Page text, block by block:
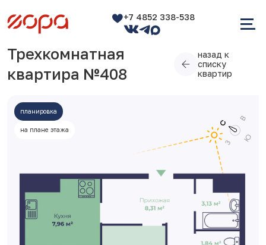
+7 4852 338-538
Трехкомнатная
квартира №408
назад к
списку
квартир